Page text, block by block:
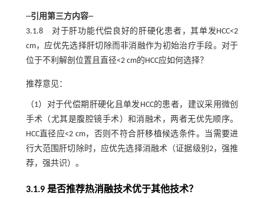
--引用第三方内容--
3.1.8 对于肝功能代偿良好的肝硬化患者，其单发HCC<2
cm，应优先选择肝切除而非消融作为初始治疗手段。对于
位于不利解剖位置且直径<2 cm的HCC应如何选择？
推荐意见：
（1）对于代偿期肝硬化且单发HCC的患者，建议采用微创
手术（尤其是腹腔镜手术）和消融术，两者无优先顺序。
HCC直径应<2 cm，否则不符合肝移植候选条件。当需要进
行大范围肝切除时，应优先选择消融术（证据级别2，强推
荐，强共识）。
3.1.9 是否推荐热消融技术优于其他技术？